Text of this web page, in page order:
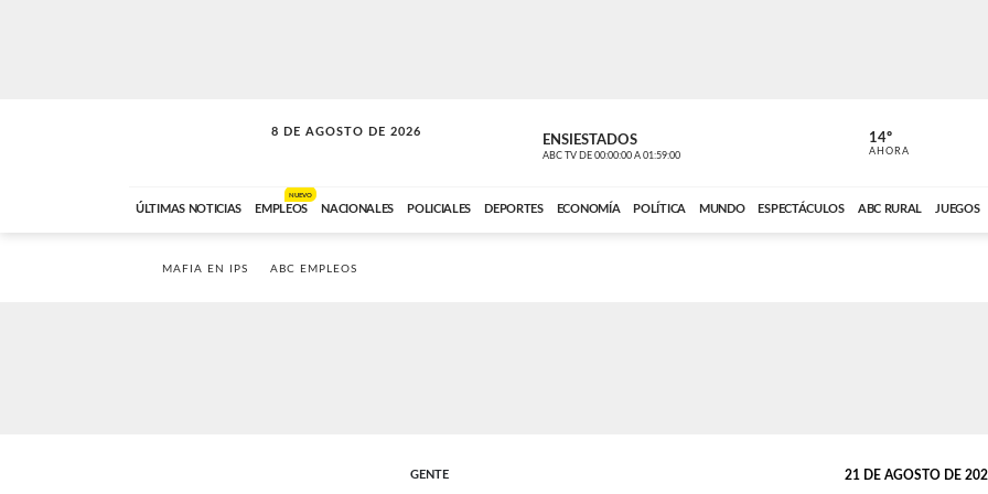
8 DE AGOSTO DE 2026
SOLO MÚSICA ENSIESTADOS
ABC TV DE 00:00:00 A 01:59:00 ABC CARDINAL
14º
AHORA
ÚLTIMAS NOTICIAS EMPLEOS
NUEVO
NACIONALES POLICIALES DEPORTES ECONOMÍA POLÍTICA MUNDO ESPECTÁCULOS ABC RURAL JUEGOS
MAFIA EN IPS ABC EMPLEOS
GENTE 21 DE AGOSTO DE